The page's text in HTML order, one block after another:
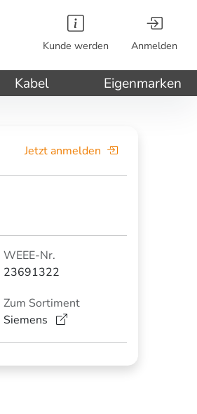
Kunde werden Anmelden
Kabel Eigenmarken
Jetzt anmelden
WEEE-Nr.
23691322
Zum Sortiment
Siemens